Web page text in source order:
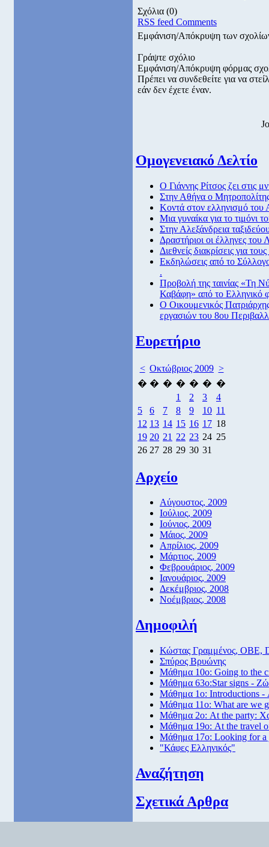
Σχόλια (0)
RSS feed Comments
Εμφάνιση/Απόκρυψη των
Γράψτε σχόλιο
Εμφάνιση/Απόκρυψη φόρμας
Πρέπει να συνδεθείτε για να
εάν δεν έχετε έναν.
Ομογενειακό Δελτίο
Ο Γιάννης Ρίτσος ζει στις
Στην Αθήνα ο
Κοντά στον ελληνισμό του
Μια γυναίκα για το τιμόνι
Στην Αλεξάνδρεια
Δραστήριοι οι έλληνες
Διεθνείς διακρίσεις για
Εκδηλώσεις από το
.
Προβολή της ταινίας «Τη
Καβάφη» από το Ελληνικό
Ο Οικουμενικός
εργασιών του 8ου
Ευρετήριο
< Οκτώβριος 2009 >
� � � � � � �
1
2 3
4
5
6 7 8 9 10 11
12 13 14 15 16 17 18
19 20 21 22 23 24 25
26 27 28 29 30 31
Αρχείο
Αύγουστος, 2009
Ιούλιος, 2009
Ιούνιος, 2009
Μάιος, 2009
Απρίλιος, 2009
Μάρτιος, 2009
Φεβρουάριος, 2009
Ιανουάριος, 2009
Δεκέμβριος, 2008
Νοέμβριος, 2008
Δημοφιλή
Κώστας Γραμμένος, ΟΒΕ,
Σπύρος Βρυώνης
Μάθημα 10ο: Going to the
Μάθημα 63ο:Star signs -
Μάθημα 1ο: Introductions -
Μάθημα 11ο: What are we
Μάθημα 2ο: At the party:
Μάθημα 19ο: At the travel
Μάθημα 17ο: Looking for a
"Κάφες Ελληνικός"
Αναζήτηση
Σχετικά Αρθρα